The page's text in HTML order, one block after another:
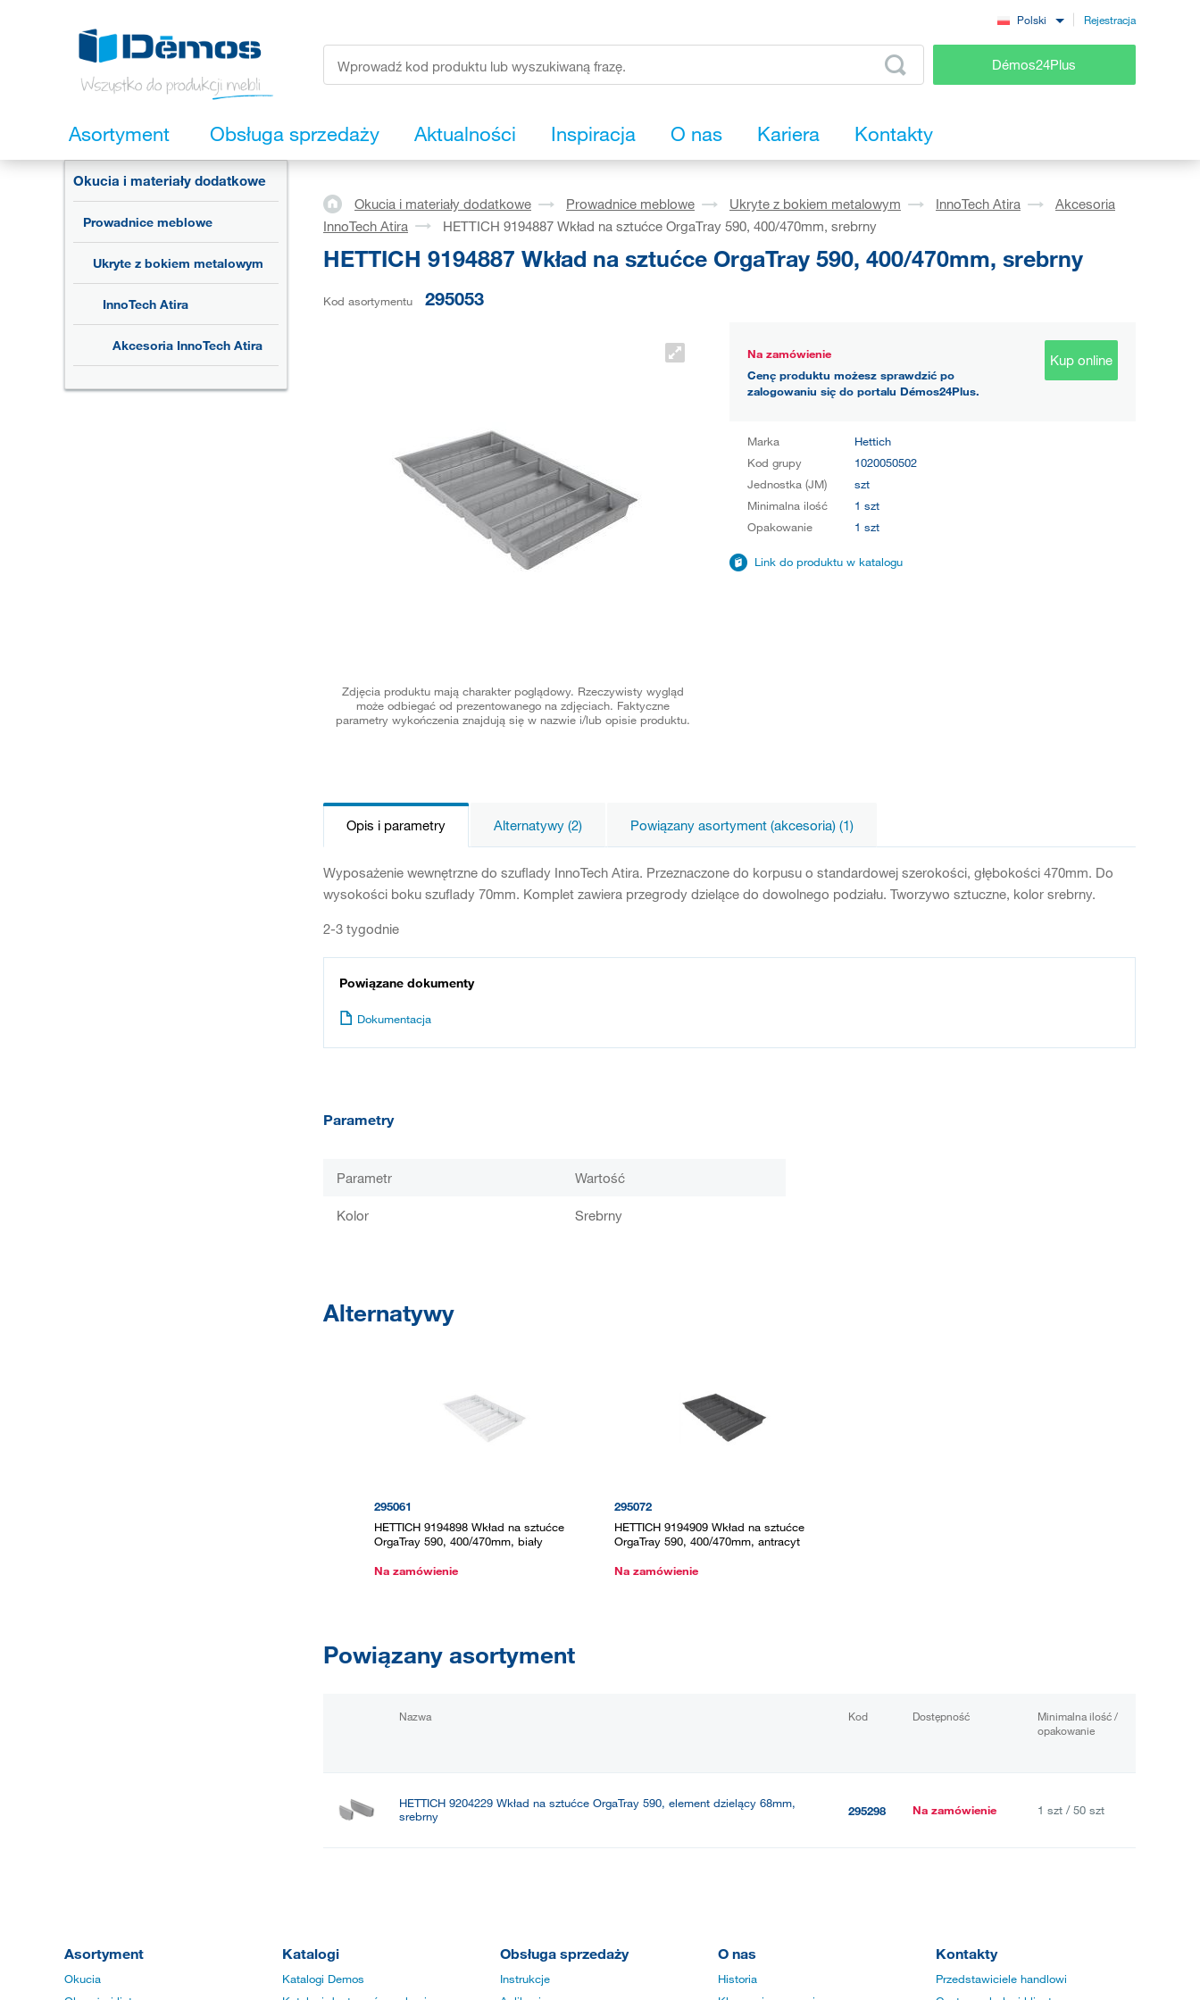
Polski Rejestracja
Démos24Plus
Asortyment Obsługa sprzedaży Aktualności Inspiracja O nas Kariera Kontakty
Okucia i materiały dodatkowe
Prowadnice meblowe
Ukryte z bokiem metalowym
InnoTech Atira
Akcesoria InnoTech Atira
Okucia i materiały dodatkowe Prowadnice meblowe Ukryte z bokiem metalowym InnoTech Atira
Akcesoria
InnoTech Atira
HETTICH 9194887 Wkład na sztućce OrgaTray 590, 400/470mm, srebrny
HETTICH 9194887 Wkład na sztućce OrgaTray 590, 400/470mm, srebrny
Kod asortymentu 295053
Zdjęcia produktu mają charakter poglądowy. Rzeczywisty wygląd
może odbiegać od prezentowanego na zdjęciach. Faktyczne
parametry wykończenia znajdują się w nazwie i/lub opisie produktu.
Na zamówienie
Cenę produktu możesz sprawdzić po
zalogowaniu się do portalu Démos24Plus.
Kup online
Marka
Hettich
Kod grupy
1020050502
Jednostka (JM)
szt
Minimalna ilość
1 szt
Opakowanie
1 szt
Link do produktu w katalogu
Opis i parametry Alternatywy (2) Powiązany asortyment (akcesoria) (1)
Wyposażenie wewnętrzne do szuflady InnoTech Atira. Przeznaczone do korpusu o standardowej szerokości, głębokości 470mm. Do
wysokości boku szuflady 70mm. Komplet zawiera przegrody dzielące do dowolnego podziału. Tworzywo sztuczne, kolor srebrny.
2-3 tygodnie
Powiązane dokumenty
Dokumentacja
Parametry
Parametr Wartość
Kolor Srebrny
Alternatywy
295061
HETTICH 9194898 Wkład na sztućce
OrgaTray 590, 400/470mm, biały
Na zamówienie
295072
HETTICH 9194909 Wkład na sztućce
OrgaTray 590, 400/470mm, antracyt
Na zamówienie
Powiązany asortyment
Nazwa Kod Dostępność
Minimalna ilość /
opakowanie
HETTICH 9204229 Wkład na sztućce OrgaTray 590, element dzielący 68mm,
srebrny
295298 Na zamówienie 1 szt / 50 szt
Asortyment
Okucia
Katalogi
Katalogi Demos
Obsługa sprzedaży
Instrukcje
O nas
Historia
Kontakty
Przedstawiciele handlowi